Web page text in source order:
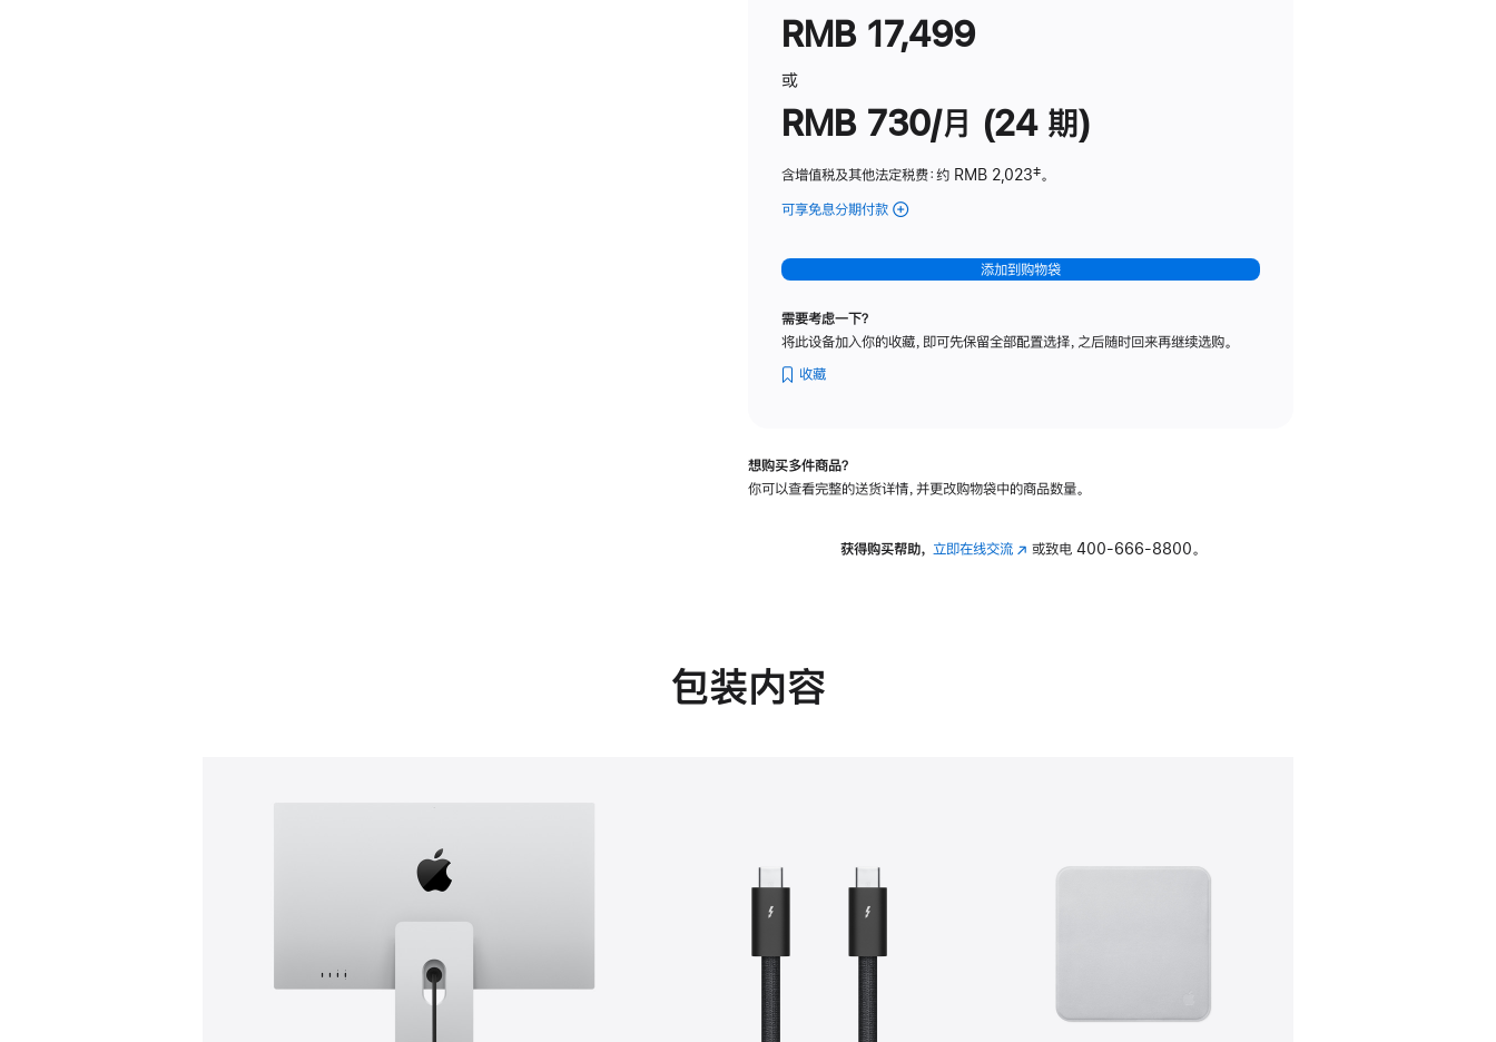
RMB 17,499
或
RMB 730/月 (24 期)
含增值税及其他法定税费：约 RMB 2,023脚
‡。
可享免息分期付款 (Studio
-
纳
理
可
斜
添加到购物袋
需要考虑一下？
将此设备加入你的收藏，即可先保留全部配置选择，之后随时回来再继续选购。
收藏
想购买多件商品？
你可以查看完整的送货详情，并更改购物袋中的商品数量。
获得购买帮助， 立即在线交流(在 或致电400-666-8800。
包装内容